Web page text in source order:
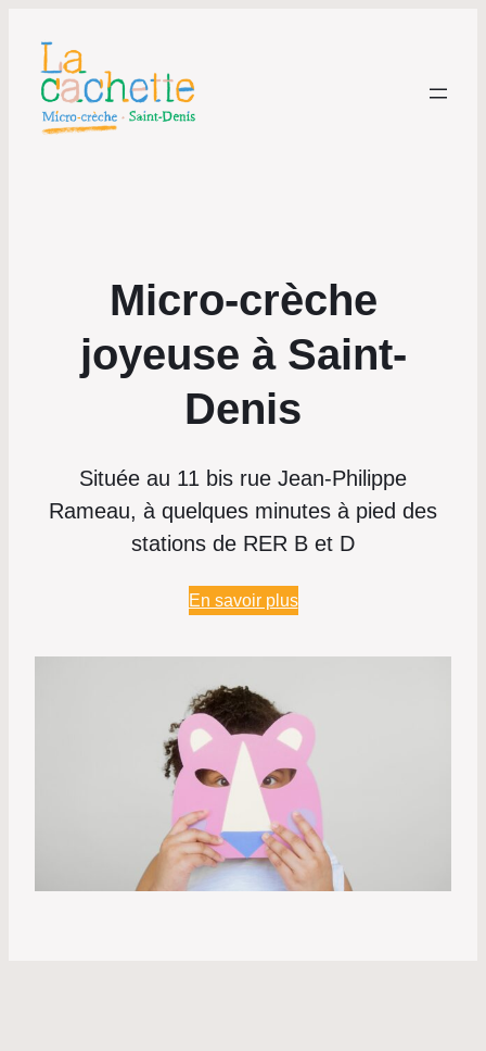
Micro-crèche
joyeuse à Saint-
Denis
Située au 11 bis rue Jean-Philippe
Rameau, à quelques minutes à pied des
stations de RER B et D
En savoir plus